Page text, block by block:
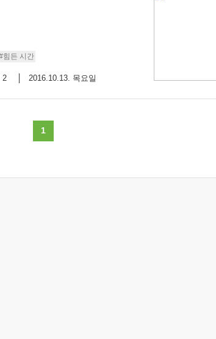
힘든 시간
2 2016.10.13. 목요일
1